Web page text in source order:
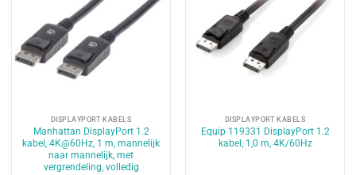
DISPLAYPORT KABELS
Manhattan DisplayPort 1.2
kabel, 4K@60Hz, 1 m, mannelijk
naar mannelijk, met
vergrendeling, volledig
DISPLAYPORT KABELS
Equip 119331 DisplayPort 1.2
kabel, 1,0 m, 4K/60Hz